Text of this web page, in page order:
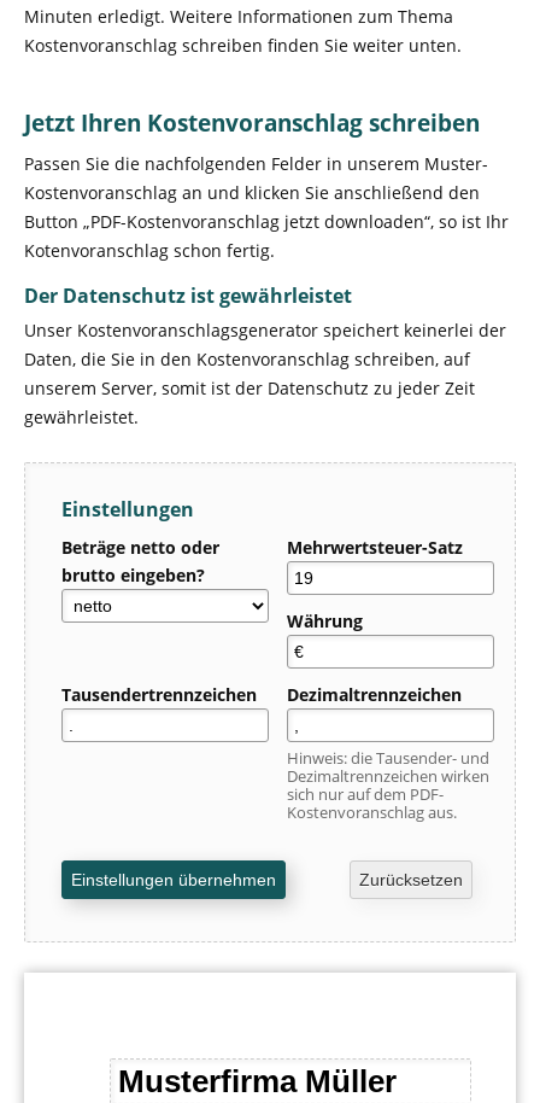
Minuten erledigt. Weitere Informationen zum Thema
Kostenvoranschlag schreiben finden Sie weiter unten.
Jetzt Ihren Kostenvoranschlag schreiben
Passen Sie die nachfolgenden Felder in unserem Muster-
Kostenvoranschlag an und klicken Sie anschließend den
Button „PDF-Kostenvoranschlag jetzt downloaden“, so ist Ihr
Kotenvoranschlag schon fertig.
Der Datenschutz ist gewährleistet
Unser Kostenvoranschlagsgenerator speichert keinerlei der
Daten, die Sie in den Kostenvoranschlag schreiben, auf
unserem Server, somit ist der Datenschutz zu jeder Zeit
gewährleistet.
Einstellungen
Beträge netto oder
brutto eingeben?
Mehrwertsteuer-Satz
Währung
Tausendertrennzeichen Dezimaltrennzeichen
Hinweis: die Tausender- und
Dezimaltrennzeichen wirken
sich nur auf dem PDF-
Kostenvoranschlag aus.